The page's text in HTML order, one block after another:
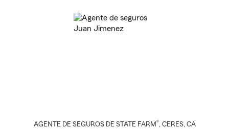
AGENTE DE SEGUROS DE STATE FARM®, CERES, CA